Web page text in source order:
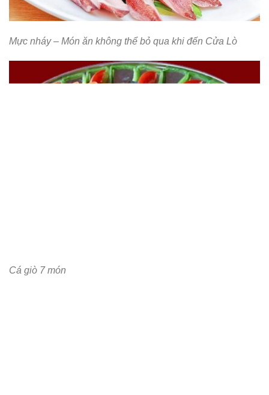
Mực nháy – Món ăn không thể bỏ qua khi đến Cửa Lò
Cá giò 7 món